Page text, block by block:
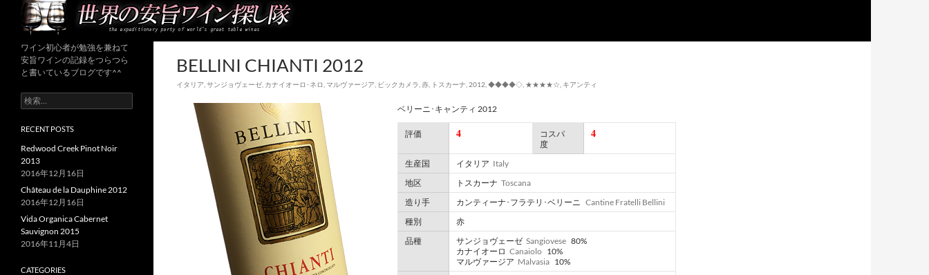
世界の安旨ワイン探し隊 BELLINI CHIANTI 2012
イタリア サンジョヴェーゼ カナイオーロ･ネロ マルヴァージア ビックカメラ 赤 トスカーナ 2012 ◆◆◆◆◇ ★★★★☆ キアンティ
ベリーニ･キャンティ 2012
評価 4
コスパ
度
4
生産国 イタリア Italy
地区
トスカーナ Toscana
造り手
カンティーナ･フラテリ･ベリーニ Cantine Fratelli Bellini
種別
赤
品種
サンジョヴェーゼ Sangiovese 80%
カナイオーロ Canaiolo 10%
マルヴァージア Malvasia 10%
ワイン初心者が普段飲みにいい安旨
ワインを探し続けるブログ
ワイン初心者が勉強を兼ねて
安旨ワインの記録をつらつら
と書いているブログです^^
検
索:
RECENT POSTS
Redwood Creek Pinot Noir
2013
2016年12月16日
Château de la Dauphine 2012
2016年12月16日
Vida Organica Cabernet
Sauvignon 2015
2016年11月4日
CATEGORIES